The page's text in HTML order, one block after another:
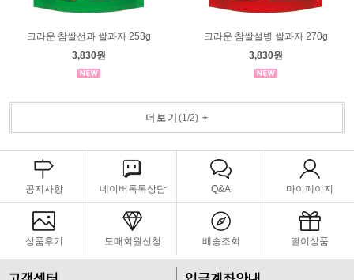
크라운 참쌀선과 쌀과자 253g
3,830원
크라운 참쌀설병 쌀과자 270g
3,830원
더보기 (1/2)+
공지사항 네이버톡톡상담 Q&A 마이페이지
상품후기 도매회원신청 배송조회 떨이상품